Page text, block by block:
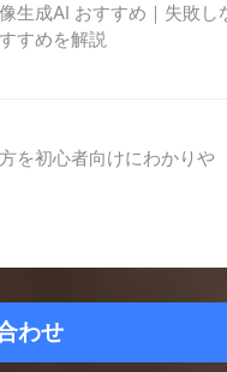
生成AI おすすめ｜失敗し
すめを解説
を初心者向けにわかりや
わせ